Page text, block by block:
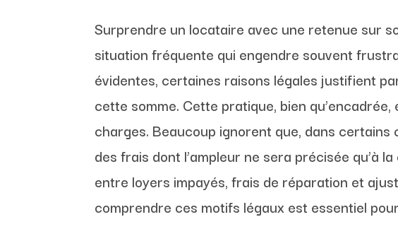
Surprendre un locataire avec une retenue sur
situation fréquente qui engendre souvent
évidentes, certaines raisons légales justifient
cette somme. Cette pratique, bien
charges. Beaucoup ignorent que, dans
des frais dont l’ampleur ne sera précisée qu’à
entre loyers impayés, frais de réparation et
comprendre ces motifs légaux est essentiel